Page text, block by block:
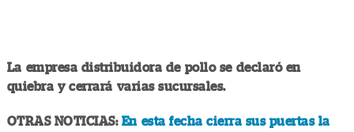
La empresa distribuidora de pollo se declaró en
quiebra y cerrará varias sucursales.
OTRAS NOTICIAS: En esta fecha cierra sus puertas la